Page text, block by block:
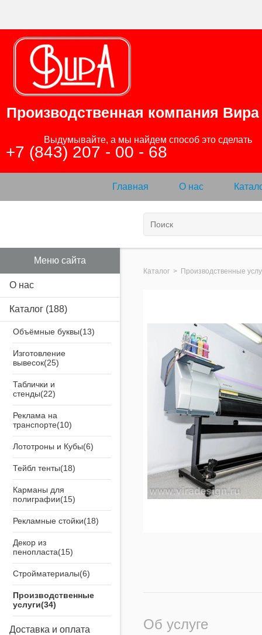
Производственная компания Вира
+7 (843) 207 - 00 - 68
Главная О нас
Меню сайта
О нас
Каталог (188)
Объёмные буквы
Изготовление
вывесок
Таблички и
стенды
Реклама на
транспорте
Лототроны и Кубы
Тейбл тенты
Карманы для
полиграфии
Рекламные стойки
Декор из
пенопласта
Стройматериалы
Производственные
услуги
Airsystem
Доставка и оплата
Каталог > Производственные
Об услуге